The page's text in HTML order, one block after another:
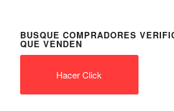
BUSQUE COMPRADORES
QUE VENDEN
Hacer Click